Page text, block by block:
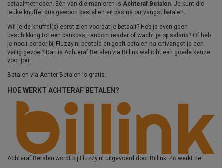
betaalmethoden. Eén van die manieren is Achteraf Betalen. Je kunt die
leuke knuffel dus gewoon bestellen en pas na ontvangst betalen.
Wil je de knuffel(s) eerst zien voordat je betaalt? Heb je even geen
beschikking tot een bankpas, random reader of wacht je op salaris? Of heb
je nooit eerder bij Fluzzy.nl besteld en geeft betalen na ontvangst je een
veilig gevoel? Dan is Achteraf Betalen via Billink wellicht een goede keuze
voor jou.
Betalen via Achter Betalen is gratis.
HOE WERKT ACHTERAF BETALEN?
Achteraf Betalen wordt bij Fluzzy.nl uitgevoerd door Billink. Zo werkt het: